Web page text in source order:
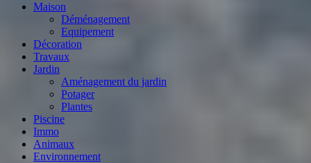
Maison
Déménagement
Equipement
Décoration
Travaux
Jardin
Aménagement du jardin
Potager
Plantes
Piscine
Immo
Animaux
Environnement